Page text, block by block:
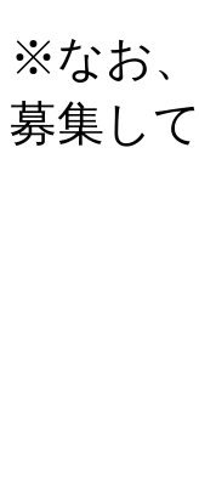
※なお
募集し